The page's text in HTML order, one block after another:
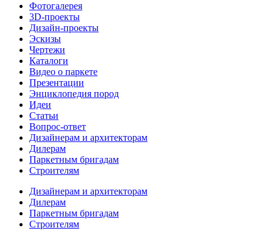
Фотогалерея
3D-проекты
Дизайн-проекты
Эскизы
Чертежи
Каталоги
Видео о паркете
Презентации
Энциклопедия пород
Идеи
Статьи
Вопрос-ответ
Дизайнерам и архитекторам
Дилерам
Паркетным бригадам
Строителям
Дизайнерам и архитекторам
Дилерам
Паркетным бригадам
Строителям